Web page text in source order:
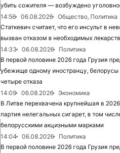
убить сожителя — возбуждено
14:56
06.08.2026
Общество, Политика
Статкевич считает, что его инсульт в
вызван отказом в необходимых
14:33
06.08.2026
Политика
В первой половине 2026 года Грузия
убежище одному иностранцу, белорусы
четыре отказа
14:09
06.08.2026
Экономика
В Литве перехвачена крупнейшая в
партия нелегальных сигарет, в том
белорусскими акцизными марками
14:04
06.08.2026
Политика
В первой половине 2026 года Грузия